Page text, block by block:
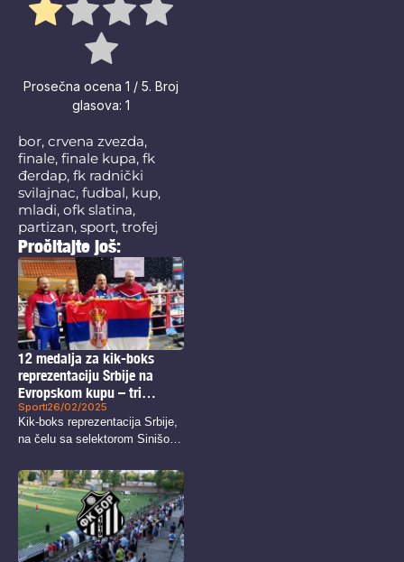
Prosečna ocena 1 / 5. Broj
glasova: 1
bor, crvena zvezda,
finale, finale kupa, fk
đerdap, fk radnički
svilajnac, fudbal, kup,
mladi, ofk slatina,
partizan, sport, trofej
Pročitajte još:
12 medalja za kik-boks
reprezentaciju Srbije na
Evropskom kupu – tri
medalje idu u Bor
Sport26/02/2025
Kik-boks reprezentacija Srbije,
na čelu sa selektorom Sinišom